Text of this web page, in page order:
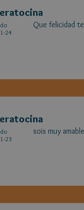
24
Que felicidad
23
sois muy